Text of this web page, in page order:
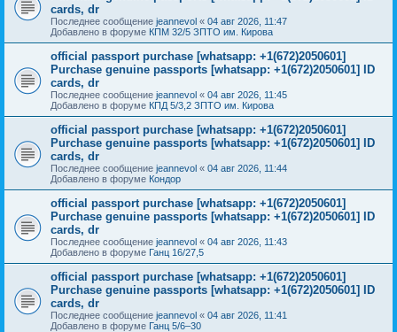
cards, dr
Последнее сообщение jeannevol « 04 авг 2026, 11:47
Добавлено в форуме КПМ 32/5 ЗПТО им. Кирова
official passport purchase [whatsapp: +1(672)2050601]
Purchase genuine passports [whatsapp: +1(672)2050601] ID
cards, dr
Последнее сообщение jeannevol « 04 авг 2026, 11:45
Добавлено в форуме КПД 5/3,2 ЗПТО им. Кирова
official passport purchase [whatsapp: +1(672)2050601]
Purchase genuine passports [whatsapp: +1(672)2050601] ID
cards, dr
Последнее сообщение jeannevol « 04 авг 2026, 11:44
Добавлено в форуме Кондор
official passport purchase [whatsapp: +1(672)2050601]
Purchase genuine passports [whatsapp: +1(672)2050601] ID
cards, dr
Последнее сообщение jeannevol « 04 авг 2026, 11:43
Добавлено в форуме Ганц 16/27,5
official passport purchase [whatsapp: +1(672)2050601]
Purchase genuine passports [whatsapp: +1(672)2050601] ID
cards, dr
Последнее сообщение jeannevol « 04 авг 2026, 11:41
Добавлено в форуме Ганц 5/6–30